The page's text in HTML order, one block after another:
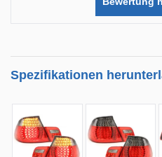
Spezifikationen